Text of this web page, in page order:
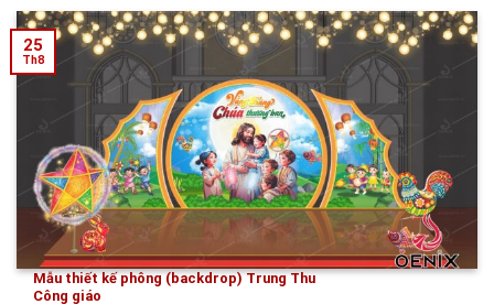
Mẫu thiết kế phông (backdrop) Trung Thu
Công giáo
25
Th8